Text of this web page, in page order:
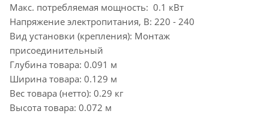
Макс. потребляемая мощность: 0.1 кВт
Напряжение электропитания, В: 220 - 240
Вид установки (крепления): Монтаж
присоединительный
Глубина товара: 0.091 м
Ширина товара: 0.129 м
Вес товара (нетто): 0.29 кг
Высота товара: 0.072 м